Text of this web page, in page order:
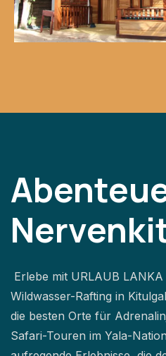
Erlebe mit URLAUB
Wildwasser-Rafting in
die besten Orte für
Safari-Touren im Yala-